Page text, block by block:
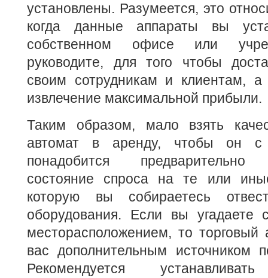
установлены. Разумеется, это
когда данные аппараты вы
собственном офисе или
руководите, для того чтобы
своим сотрудникам и клиентам,
извлечение максимальной прибыли.
Таким образом, мало взять
автомат в аренду, чтобы он с
понадобится предварительно
состояние спроса на те или
которую вы собираетесь
оборудования. Если вы угадаете
месторасположением, то торговый
вас дополнительным источником
Рекомендуется